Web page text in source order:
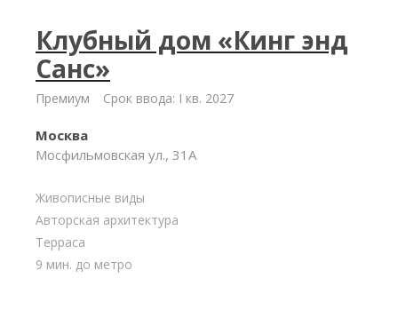
Клубный дом «Кинг энд
Санс»
Премиум Срок ввода: I кв. 2027
Москва
Мосфильмовская ул., 31А
Живописные виды
Авторская архитектура
Терраса
9 мин. до метро